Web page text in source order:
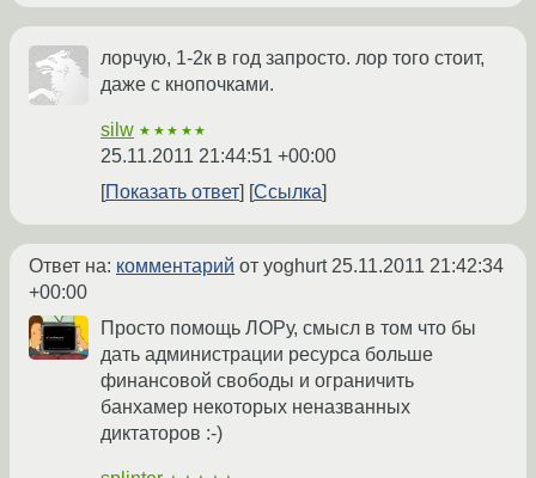
лорчую, 1-2к в год запросто. лор того стоит,
даже с кнопочками.
silw ★★★★★
25.11.2011 21:44:51 +00:00
Показать ответ
Ссылка
Ответ на: комментарий от yoghurt25.11.2011 21:42:34
+00:00
Просто помощь ЛОРу, смысл в том что бы
дать администрации ресурса больше
финансовой свободы и ограничить
банхамер некоторых неназванных
диктаторов :-)